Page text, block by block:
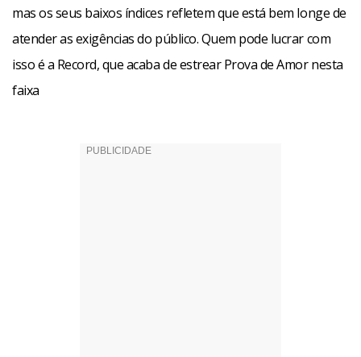
mas os seus baixos índices refletem que está bem longe de
atender as exigências do público. Quem pode lucrar com
isso é a Record, que acaba de estrear Prova de Amor nesta
faixa